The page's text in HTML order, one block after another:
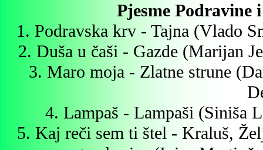
Pjesme Podravine
1. Podravska krv - Tajna (Vlado
2. Duša u čaši - Gazde (Marijan
3. Maro moja - Zlatne strune
4. Lampaš - Lampaši (Siniša
5. Kaj reči sem ti štel - Kraluš,